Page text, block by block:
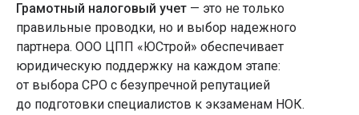
Грамотный налоговый учет — это не только
правильные проводки, но и выбор надежного
партнера. ООО ЦПП «ЮСтрой» обеспечивает
юридическую поддержку на каждом этапе:
от выбора СРО с безупречной репутацией
до подготовки специалистов к экзаменам НОК.